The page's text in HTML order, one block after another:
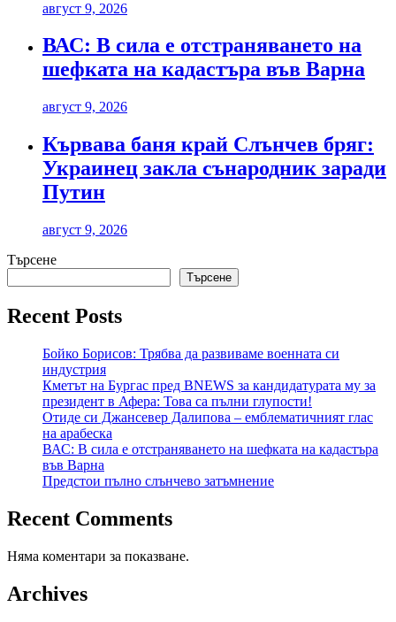
август 9, 2026
ВАС: В сила е отстраняването на
шефката на кадастъра във Варна
август 9, 2026
Кървава баня край Слънчев бряг:
Украинец закла сънародник заради
Путин
август 9, 2026
Търсене
Търсене
Recent Posts
Бойко Борисов: Трябва да развиваме военната си
индустрия
Кметът на Бургас пред BNEWS за кандидатурата му за
президент в Афера: Това са пълни глупости!
Отиде си Джансевер Далипова – емблематичният глас
на арабеска
ВАС: В сила е отстраняването на шефката на кадастъра
във Варна
Предстои пълно слънчево затъмнение
Recent Comments
Няма коментари за показване.
Archives